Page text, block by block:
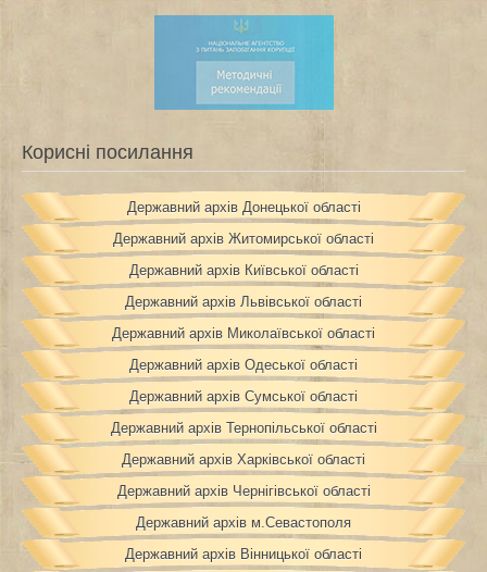
Корисні посилання
Державний архів Донецької області
Державний архів Житомирської області
Державний архів Київської області
Державний архів Львівської області
Державний архів Миколаївської області
Державний архів Одеської області
Державний архів Сумської області
Державний архів Тернопільської області
Державний архів Харківської області
Державний архів Чернігівської області
Державний архів м.Севастополя
Державний архів Вінницької області